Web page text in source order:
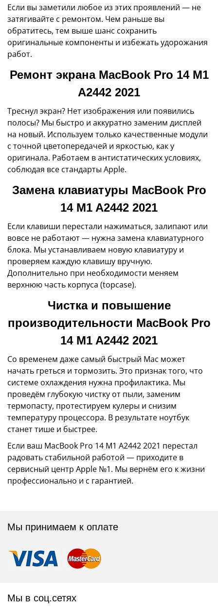
Если вы заметили любое из этих проявлений — не
затягивайте с ремонтом. Чем раньше вы
обратитесь, тем выше шанс сохранить
оригинальные компоненты и избежать удорожания
работ.
Ремонт экрана MacBook Pro 14 M1
A2442 2021
Треснул экран? Нет изображения или появились
полосы? Мы быстро и аккуратно заменим дисплей
на новый. Используем только качественные модули
с точной цветопередачей и яркостью, как у
оригинала. Работаем в антистатических условиях,
соблюдая все стандарты Apple.
Замена клавиатуры MacBook Pro
14 M1 A2442 2021
Если клавиши перестали нажиматься, залипают или
вовсе не работают — нужна замена клавиатурного
блока. Мы устанавливаем новую клавиатуру и
проверяем каждую клавишу вручную.
Дополнительно при необходимости меняем
верхнюю часть корпуса (topcase).
Чистка и повышение
производительности MacBook Pro
14 M1 A2442 2021
Со временем даже самый быстрый Mac может
начать греться и тормозить. Это признак того, что
системе охлаждения нужна профилактика. Мы
проведём глубокую чистку от пыли, заменим
термопасту, протестируем кулеры и снизим
температуру процессора. В результате ноутбук
станет тише и быстрее.
Если ваш MacBook Pro 14 M1 A2442 2021 перестал
радовать стабильной работой — приходите в
сервисный центр Apple №1. Мы вернём его к жизни
профессионально и с гарантией.
Мы принимаем к оплате
Мы в соц.сетях